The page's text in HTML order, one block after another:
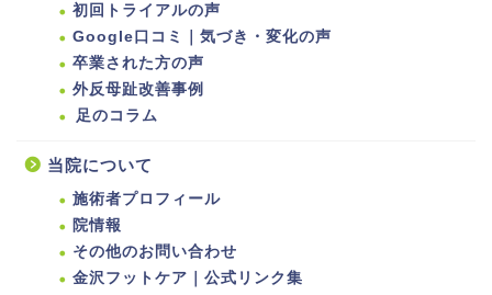
初回トライアルの声
Google口コミ｜気づき・変化の声
卒業された方の声
外反母趾改善事例
足のコラム
当院について
施術者プロフィール
院情報
その他のお問い合わせ
金沢フットケア｜公式リンク集